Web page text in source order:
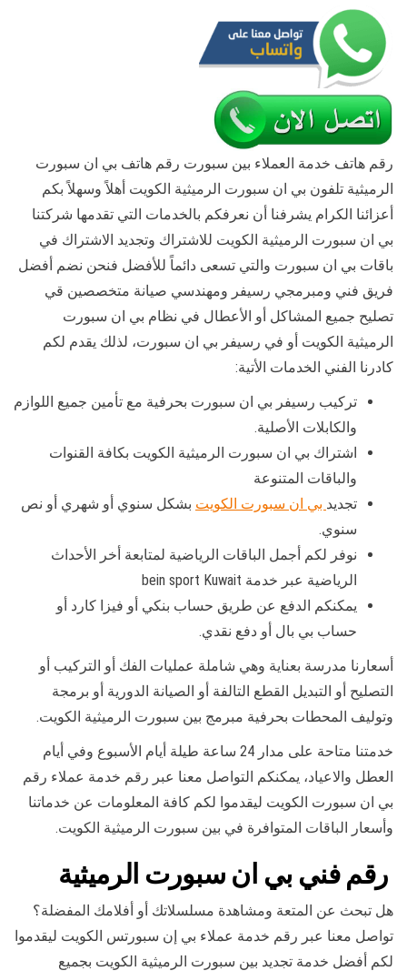
رقم هاتف خدمة العملاء بين سبورت رقم هاتف بي ان سبورت
الرميثية تلفون بي ان سبورت الرميثية الكويت أهلاً وسهلاً بكم
أعزائنا الكرام يشرفنا أن نعرفكم بالخدمات التي تقدمها شركتنا
بي ان سبورت الرميثية الكويت للاشتراك وتجديد الاشتراك في
باقات بي ان سبورت والتي تسعى دائماً للأفضل فنحن نضم أفضل
فريق فني ومبرمجي رسيفر ومهندسي صيانة متخصصين قي
تصليح جميع المشاكل أو الأعطال في نظام بي ان سبورت
الرميثية الكويت أو في رسيفر بي ان سبورت، لذلك يقدم لكم
كادرنا الفني الخدمات الأتية:
تركيب رسيفر بي ان سبورت بحرفية مع تأمين جميع اللوازم
والكابلات الأصلية.
اشتراك بي ان سبورت الرميثية الكويت بكافة القنوات
والباقات المتنوعة
تجديد بي ان سبورت الكويت بشكل سنوي أو شهري أو نص
سنوي.
نوفر لكم أجمل الباقات الرياضية لمتابعة أخر الأحداث
الرياضية عبر خدمة bein sport Kuwait
يمكنكم الدفع عن طريق حساب بنكي أو فيزا كارد أو
حساب بي بال أو دفع نقدي.
أسعارنا مدرسة بعناية وهي شاملة عمليات الفك أو التركيب أو
التصليح أو التبديل القطع التالفة أو الصيانة الدورية أو برمجة
وتوليف المحطات بحرفية مبرمج بين سبورت الرميثية الكويت.
خدمتنا متاحة على مدار 24 ساعة طيلة أيام الأسبوع وفي أيام
العطل والاعياد، يمكنكم التواصل معنا عبر رقم خدمة عملاء رقم
بي ان سبورت الكويت ليقدموا لكم كافة المعلومات عن خدماتنا
وأسعار الباقات المتوافرة في بين سبورت الرميثية الكويت.
رقم فني بي ان سبورت الرميثية
هل تبحث عن المتعة ومشاهدة مسلسلاتك أو أفلامك المفضلة؟
تواصل معنا عبر رقم خدمة عملاء بي إن سبورتس الكويت ليقدموا
لكم أفضل خدمة تجديد بين سبورت الرميثية الكويت بجميع